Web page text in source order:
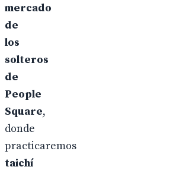
mercado
de
los
solteros
de
People
Square,
donde
practicaremos
taichí